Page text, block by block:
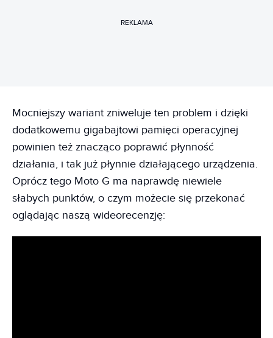
REKLAMA
Mocniejszy wariant zniweluje ten problem i dzięki
dodatkowemu gigabajtowi pamięci operacyjnej
powinien też znacząco poprawić płynność
działania, i tak już płynnie działającego urządzenia.
Oprócz tego Moto G ma naprawdę niewiele
słabych punktów, o czym możecie się przekonać
oglądając naszą wideorecenzję: